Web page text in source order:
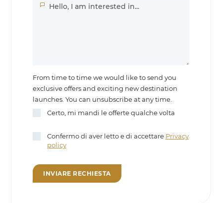
From time to time we would like to send you
exclusive offers and exciting new destination
launches. You can unsubscribe at any time.
Certo, mi mandi le offerte qualche volta
Confermo di aver letto e di accettare Privacy
policy
INVIARE RECHIESTA